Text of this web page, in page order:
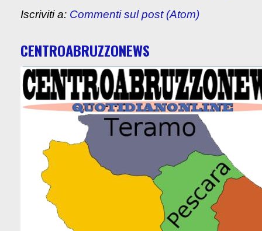
Iscriviti a: Commenti sul post (Atom)
CENTROABRUZZONEWS